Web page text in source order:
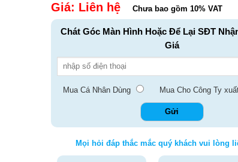
Giá: Liên hệ Chưa bao gồm 10% VAT
Chát Góc Màn Hình Hoặc Để Lại SĐT
Giá
Mua Cá Nhân Dùng Mua Cho Công Ty
Mọi hỏi đáp thắc mắc quý khách vui lòng